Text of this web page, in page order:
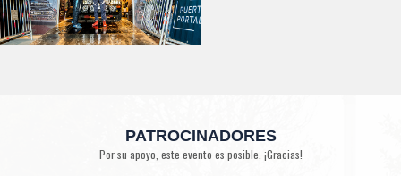
PATROCINADORES
Por su apoyo, este evento es posible. ¡Gracias!